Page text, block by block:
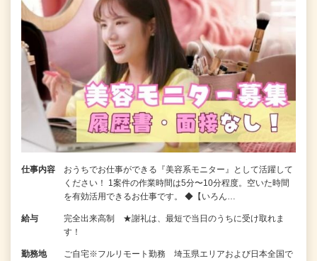
仕事内容
おうちでお仕事ができる『美容系モニター』として活躍して
ください！ 1案件の作業時間は5分〜10分程度。空いた時間
を有効活用できるお仕事です。 ◆【いろん…
給与
完全出来高制 ★謝礼は、最短で当日のうちに受け取れま
す！
勤務地
ご自宅※フルリモート勤務 埼玉県エリアおよび日本全国で